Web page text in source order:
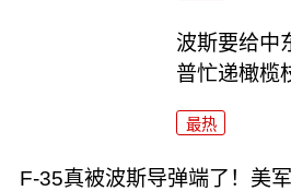
波斯要给中
普忙递橄榄
最热
F-35真被波斯导弹端了！美